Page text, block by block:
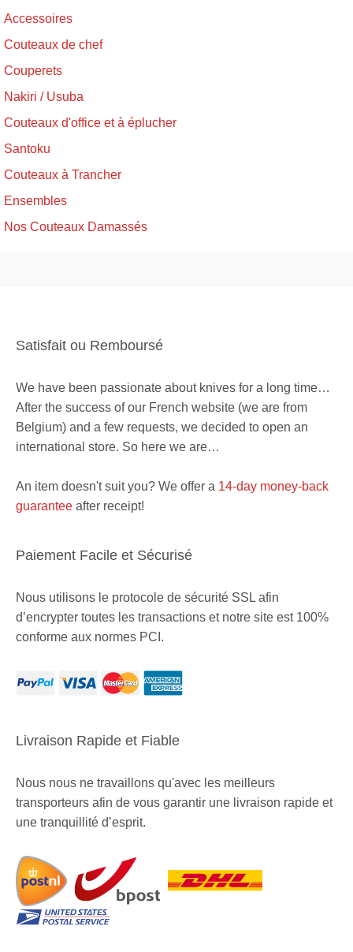
Accessoires
Couteaux de chef
Couperets
Nakiri / Usuba
Couteaux d'office et à éplucher
Santoku
Couteaux à Trancher
Ensembles
Nos Couteaux Damassés
Satisfait ou Remboursé
We have been passionate about knives for a long time…
After the success of our French website (we are from
Belgium) and a few requests, we decided to open an
international store. So here we are…
An item doesn't suit you? We offer a 14-day money-back
guarantee after receipt!
Paiement Facile et Sécurisé
Nous utilisons le protocole de sécurité SSL afin
d’encrypter toutes les transactions et notre site est 100%
conforme aux normes PCI.
Livraison Rapide et Fiable
Nous nous ne travaillons qu'avec les meilleurs
transporteurs afin de vous garantir une livraison rapide et
une tranquillité d’esprit.